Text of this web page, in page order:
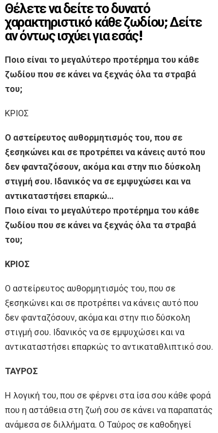
Θέλετε να δείτε το δυνατό
χαρακτηριστικό κάθε ζωδίου; Δείτε
αν όντως ισχύει για εσάς!
Ποιο είναι το μεγαλύτερο προτέρημα του κάθε
ζωδίου που σε κάνει να ξεχνάς όλα τα στραβά
του;
ΚΡΙΟΣ
Ο αστείρευτος αυθορμητισμός του, που σε
ξεσηκώνει και σε προτρέπει να κάνεις αυτό που
δεν φανταζόσουν, ακόμα και στην πιο δύσκολη
στιγμή σου. Ιδανικός να σε εμψυχώσει και να
αντικαταστήσει επαρκώ…
Ποιο είναι το μεγαλύτερο προτέρημα του κάθε
ζωδίου που σε κάνει να ξεχνάς όλα τα στραβά
του;
ΚΡΙΟΣ
Ο αστείρευτος αυθορμητισμός του, που σε
ξεσηκώνει και σε προτρέπει να κάνεις αυτό που
δεν φανταζόσουν, ακόμα και στην πιο δύσκολη
στιγμή σου. Ιδανικός να σε εμψυχώσει και να
αντικαταστήσει επαρκώς το αντικαταθλιπτικό σου.
ΤΑΥΡΟΣ
Η λογική του, που σε φέρνει στα ίσα σου κάθε φορά
που η αστάθεια στη ζωή σου σε κάνει να παραπατάς
ανάμεσα σε διλλήματα. Ο Ταύρος σε καθοδηγεί